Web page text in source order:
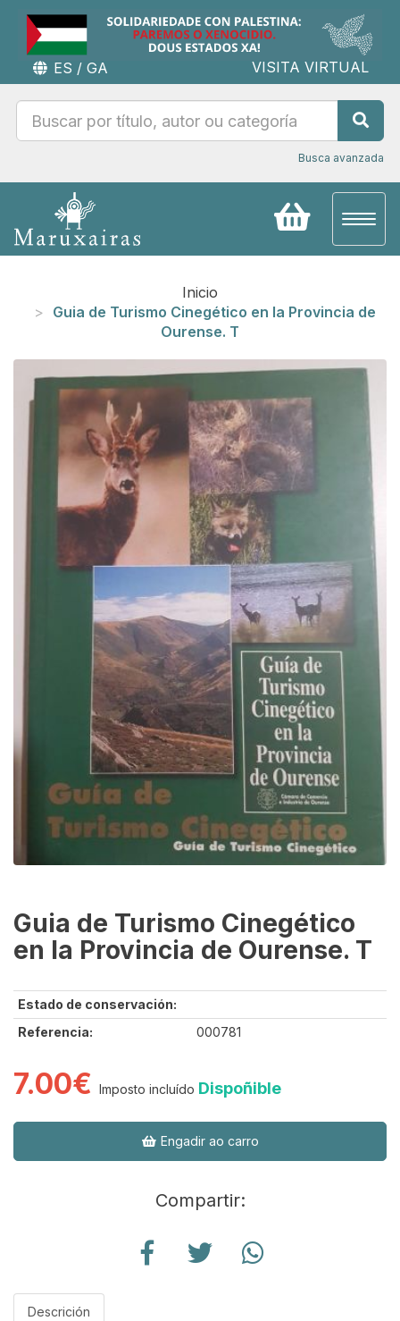
ES / GA VISITA VIRTUAL
Busca avanzada
Inicio
Guia de Turismo Cinegético en la Provincia de
Ourense. T
Guia de Turismo Cinegético
en la Provincia de Ourense. T
Estado de conservación:
Referencia:
000781
7.00€ Imposto incluído Dispoñible
Engadir ao carro
Compartir:
Descrición